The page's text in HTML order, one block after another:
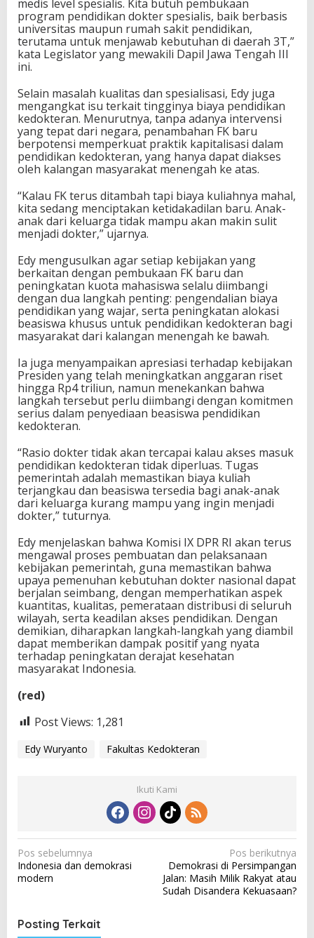
medis level spesialis. Kita butuh pembukaan
program pendidikan dokter spesialis, baik berbasis
universitas maupun rumah sakit pendidikan,
terutama untuk menjawab kebutuhan di daerah 3T,”
kata Legislator yang mewakili Dapil Jawa Tengah III
ini.
Selain masalah kualitas dan spesialisasi, Edy juga
mengangkat isu terkait tingginya biaya pendidikan
kedokteran. Menurutnya, tanpa adanya intervensi
yang tepat dari negara, penambahan FK baru
berpotensi memperkuat praktik kapitalisasi dalam
pendidikan kedokteran, yang hanya dapat diakses
oleh kalangan masyarakat menengah ke atas.
“Kalau FK terus ditambah tapi biaya kuliahnya mahal,
kita sedang menciptakan ketidakadilan baru. Anak-
anak dari keluarga tidak mampu akan makin sulit
menjadi dokter,” ujarnya.
Edy mengusulkan agar setiap kebijakan yang
berkaitan dengan pembukaan FK baru dan
peningkatan kuota mahasiswa selalu diimbangi
dengan dua langkah penting: pengendalian biaya
pendidikan yang wajar, serta peningkatan alokasi
beasiswa khusus untuk pendidikan kedokteran bagi
masyarakat dari kalangan menengah ke bawah.
Ia juga menyampaikan apresiasi terhadap kebijakan
Presiden yang telah meningkatkan anggaran riset
hingga Rp4 triliun, namun menekankan bahwa
langkah tersebut perlu diimbangi dengan komitmen
serius dalam penyediaan beasiswa pendidikan
kedokteran.
“Rasio dokter tidak akan tercapai kalau akses masuk
pendidikan kedokteran tidak diperluas. Tugas
pemerintah adalah memastikan biaya kuliah
terjangkau dan beasiswa tersedia bagi anak-anak
dari keluarga kurang mampu yang ingin menjadi
dokter,” tuturnya.
Edy menjelaskan bahwa Komisi IX DPR RI akan terus
mengawal proses pembuatan dan pelaksanaan
kebijakan pemerintah, guna memastikan bahwa
upaya pemenuhan kebutuhan dokter nasional dapat
berjalan seimbang, dengan memperhatikan aspek
kuantitas, kualitas, pemerataan distribusi di seluruh
wilayah, serta keadilan akses pendidikan. Dengan
demikian, diharapkan langkah-langkah yang diambil
dapat memberikan dampak positif yang nyata
terhadap peningkatan derajat kesehatan
masyarakat Indonesia.
(red)
Post Views: 1,281
Edy Wuryanto Fakultas Kedokteran
Ikuti Kami
N
a
g
Pos sebelumnya
Indonesia dan demokrasi
modern
Pos berikutnya
Demokrasi di Persimpangan
Jalan: Masih Milik Rakyat atau
Sudah Disandera Kekuasaan?
Posting Terkait